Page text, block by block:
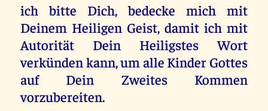
ich bitte Dich, bedecke mich mit
Deinem Heiligen Geist, damit ich mit
Autorität Dein Heiligstes Wort
verkünden kann, um alle Kinder Gottes
auf Dein Zweites Kommen
vorzubereiten.